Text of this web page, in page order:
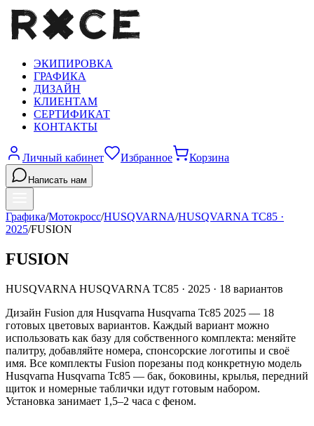
ЭКИПИРОВКА
ГРАФИКА
ДИЗАЙН
КЛИЕНТАМ
СЕРТИФИКАТ
КОНТАКТЫ
Личный кабинет Избранное Корзина
Написать нам
Графика/Мотокросс/HUSQVARNA/HUSQVARNA TC85 ·
2025/FUSION
FUSION
HUSQVARNA HUSQVARNA TC85 · 2025 · 18 вариантов
Дизайн Fusion для Husqvarna Husqvarna Tc85 2025 — 18
готовых цветовых вариантов. Каждый вариант можно
использовать как базу для собственного комплекта: меняйте
палитру, добавляйте номера, спонсорские логотипы и своё
имя. Все комплекты Fusion порезаны под конкретную модель
Husqvarna Husqvarna Tc85 — бак, боковины, крылья, передний
щиток и номерные таблички идут готовым набором.
Установка занимает 1,5–2 часа с феном.